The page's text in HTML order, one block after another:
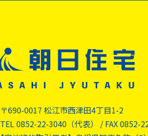
〒690-0017 松江市西津田4丁目1-2
TEL 0852-22-3040（代表）
FAX 0852-